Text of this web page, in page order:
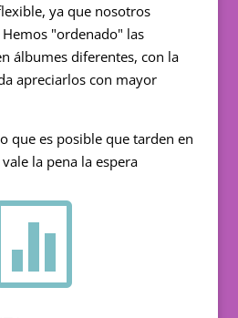
ya que nosotros
"ordenado" las
álbumes diferentes, con la
apreciarlos con mayor
que es posible que tarden en
la pena la espera
